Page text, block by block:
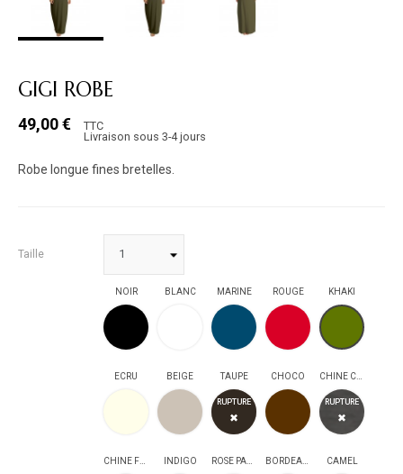
GIGI ROBE
49,00 €
TTC
Livraison sous 3-4 jours
Robe longue fines bretelles.
Taille
NOIR
NOIR
BLANC MARINE
MARINE
ROUGE
ROUGE
KHAKI
KHAKI
ECRU BEIGE
BEIGE
TAUPE
RUPTURE
✖
TAUPE
CHOCO
CHOCO RUPTURE
✖
CHINE CLAIR
INDIGO CAMEL